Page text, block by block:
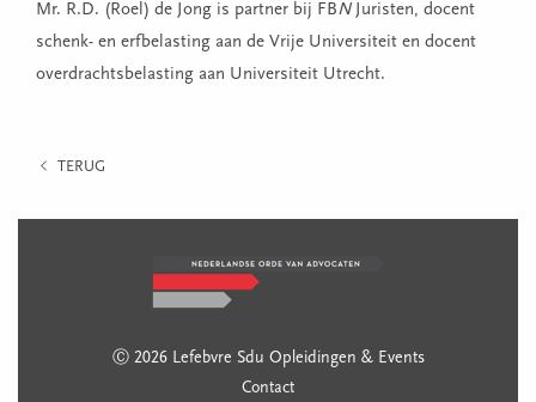
Mr. R.D. (Roel) de Jong is partner bij FBNJuristen, docent
schenk- en erfbelasting aan de Vrije Universiteit en docent
overdrachtsbelasting aan Universiteit Utrecht.
TERUG
Ⓒ 2026 Lefebvre Sdu Opleidingen & Events
Contact